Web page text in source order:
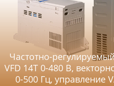
Частотно-
VFD 14T 0-480 В,
0-500 Гц, управление